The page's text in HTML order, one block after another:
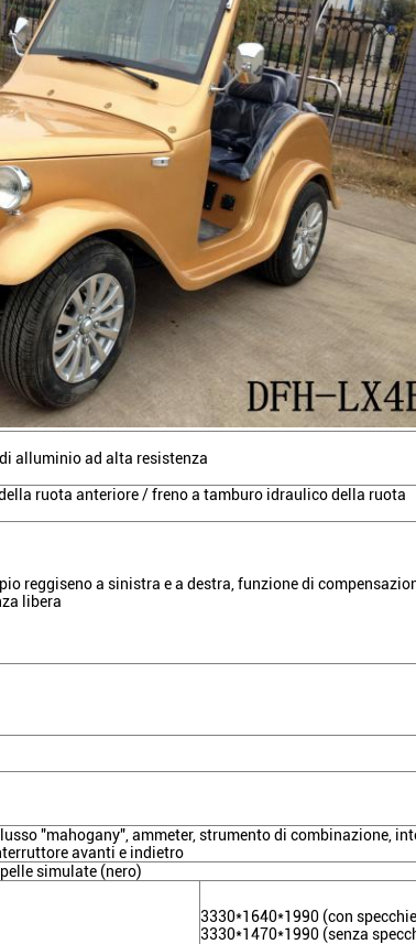
alluminio ad alta resistenza
ruota anteriore / freno a tamburo idraulico della ruota
reggiseno a sinistra e a destra, funzione di
libera
"mahogany", ammeter, strumento di combinazione,
avanti e indietro
simulate (nero)
3330*1640*1990 (con
3330*1470*1990 (senza